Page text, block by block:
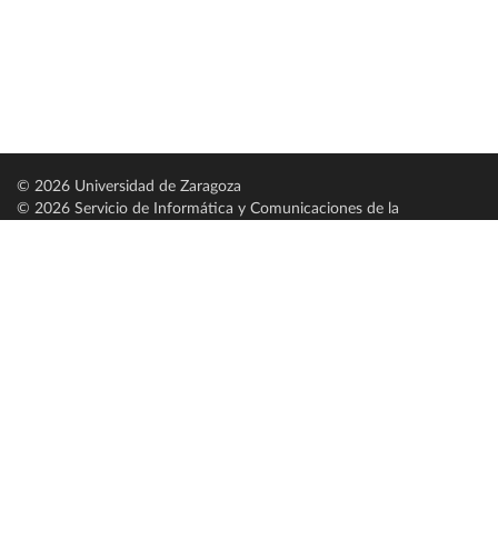
© 2026 Universidad de Zaragoza
© 2026 Servicio de Informática y Comunicaciones de la